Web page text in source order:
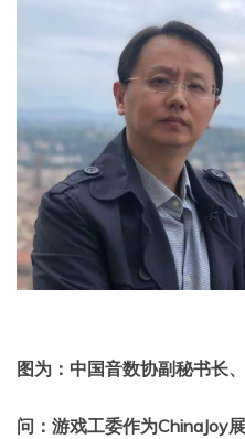
图为：中国音数协副秘书长
问：游戏工委作为ChinaJoy